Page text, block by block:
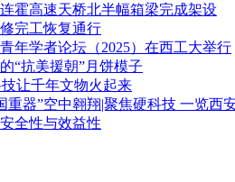
霍高速天桥北半幅箱梁完成架设
完工恢复通行
年学者论坛（2025）在西工大举行
“抗美援朝”月饼模子
让千年文物火起来
重器”空中翱翔|聚焦硬科技 一览西
全性与效益性